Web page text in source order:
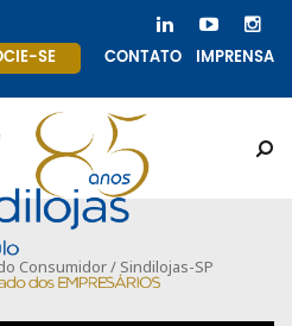
SE CONTATO IMPRENSA
Consumidor / Sindilojas-SP